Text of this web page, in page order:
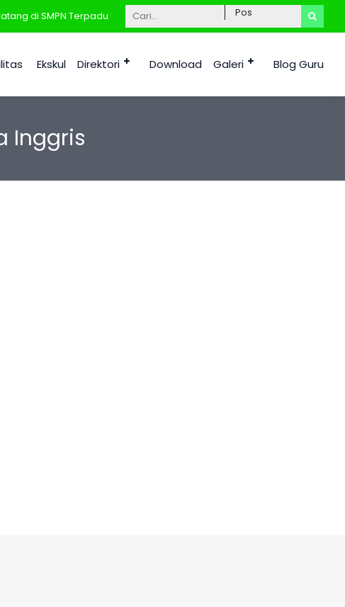
di SMPN Terpadu Unggulan 1 Tana Tidung, Kab. Tana Tidung
Ekskul Direktori Download Galeri Blog Guru
Inggris